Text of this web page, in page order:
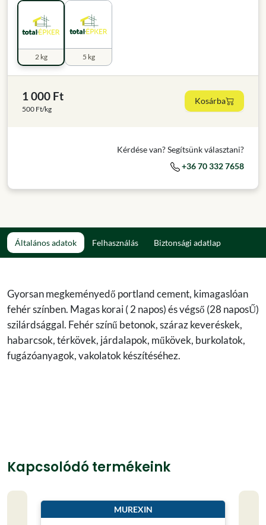
2 kg 5 kg
1 000 Ft
500 Ft/kg
Kosárba
Kérdése van? Segítsünk választani?
+36 70 332 7658
Általános adatok Felhasználás Biztonsági adatlap
Gyorsan megkeményedő portland cement, kimagaslóan
fehér színben. Magas korai ( 2 napos) és végső (28 naposŰ)
szilárdsággal. Fehér színű betonok, száraz keveréskek,
habarcsok, térkövek, járdalapok, műkövek, burkolatok,
fugázóanyagok, vakolatok készítéséhez.
Kapcsolódó termékeink
MUREXIN